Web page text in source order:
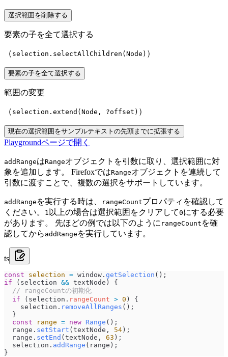
選択範囲を削除する
要素の子を全て選択する
（ selection.selectAllChildren(Node) ）
要素の子を全て選択する
範囲の変更
（ selection.extend(Node, ?offset) ）
現在の選択範囲をサンプルテキストの先頭までに拡張する
Playgroundページで開く
addRangeはRangeオブジェクトを引数に取り、選択範囲に対
象を追加します。 FirefoxではRangeオブジェクトを連続して
引数に渡すことで、複数の選択をサポートしています。
addRange を実行する時は、 rangeCountプロパティを確認して
ください。
1 以上の場合は選択範囲をクリアして0にする必要
があります。 先ほどの例では以下のように rangeCount を確
認してから addRange を実行しています。
ts
const selection = window . getSelection ();
if ( selection && textNode ) {
  // rangeCountの初期化
  if
( selection . rangeCount > 0 ) {
    selection
. removeAllRanges ();
  }
  const
range = new Range ();
  range
. setStart ( textNode , 54 );
  range
. setEnd ( textNode , 63 );
  selection
. addRange ( range );
}